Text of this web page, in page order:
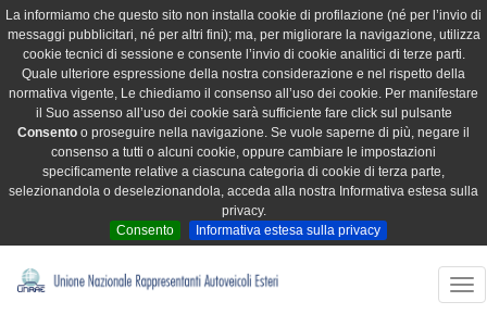
La informiamo che questo sito non installa cookie di profilazione (né per l’invio di
messaggi pubblicitari, né per altri fini); ma, per migliorare la navigazione, utilizza
cookie tecnici di sessione e consente l’invio di cookie analitici di terze parti.
Quale ulteriore espressione della nostra considerazione e nel rispetto della
normativa vigente, Le chiediamo il consenso all’uso dei cookie. Per manifestare
il Suo assenso all’uso dei cookie sarà sufficiente fare click sul pulsante
Consento o proseguire nella navigazione. Se vuole saperne di più, negare il
consenso a tutti o alcuni cookie, oppure cambiare le impostazioni
specificamente relative a ciascuna categoria di cookie di terza parte,
selezionandola o deselezionandola, acceda alla nostra Informativa estesa sulla
privacy.
Consento
Informativa estesa sulla privacy